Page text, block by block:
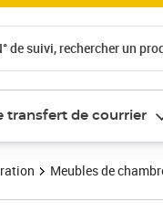
de suivi, rechercher un
transfert de courrier
Meubles de